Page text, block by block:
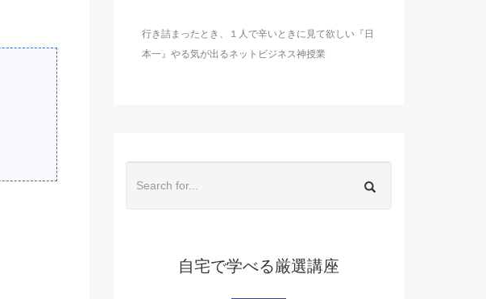
行き詰まったとき、１人で辛いときに見て欲しい『日
本一』やる気が出るネットビジネス神授業
自宅で学べる厳選講座